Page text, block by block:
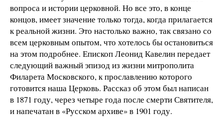
вопроса и истории церковной. Но все это, в конце
концов, имеет значение только тогда, когда прилагается
к реальной жизни. Это настолько важно, так связано со
всем церковным опытом, что хотелось бы остановиться
на этом подробнее. Епископ Леонид Кавелин передает
следующий важный эпизод из жизни митрополита
Филарета Московского, к прославлению которого
готовится наша Церковь. Рассказ об этом был написан
в 1871 году, через четыре года после смерти Святителя,
и напечатан в «Русском архиве» в 1901 году.